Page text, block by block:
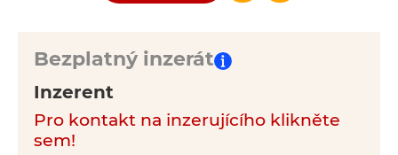
Bezplatný inzerát
Inzerent
Pro kontakt na inzerujícího klikněte
sem!